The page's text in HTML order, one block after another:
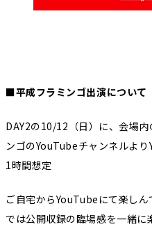
■平成フラミンゴ出演について
DAY2の10/12（日）に、会場
ンゴのYouTubeチャンネルよ
1時間想定
ご自宅からYouTubeにて楽し
では公開収録の臨場感を一緒に